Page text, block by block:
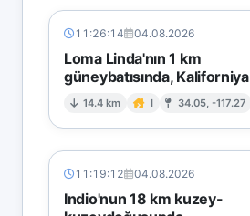
11:26:14 04.08.2026
Loma Linda'nın 1 km
güneybatısında, Kaliforniya
14.4 km I 34.05, -117.27
11:19:12 04.08.2026
Indio'nun 18 km kuzey-